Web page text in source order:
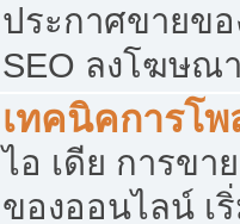
ประกาศขายข
SEO ลงโฆษณ
เทคนิคการโ
ไอ เดีย การขา
ของออนไลน์ เ